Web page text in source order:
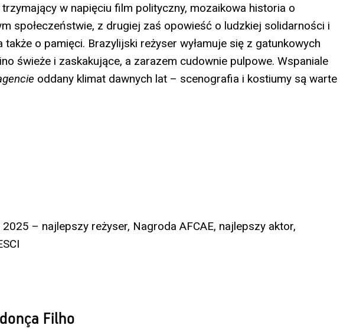
w napięciu film polityczny, mozaikowa historia o
społeczeństwie, z drugiej zaś opowieść o ludzkiej solidarności i
także o pamięci. Brazylijski reżyser wyłamuje się z gatunkowych
świeże i zaskakujące, a zarazem cudownie pulpowe. Wspaniale
oddany klimat dawnych lat – scenografia i kostiumy są warte
2025 – najlepszy reżyser, Nagroda AFCAE, najlepszy aktor,
Filho